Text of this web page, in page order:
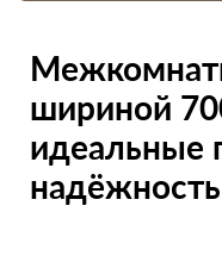
Наличие
В шоуруме
шириной
идеальные